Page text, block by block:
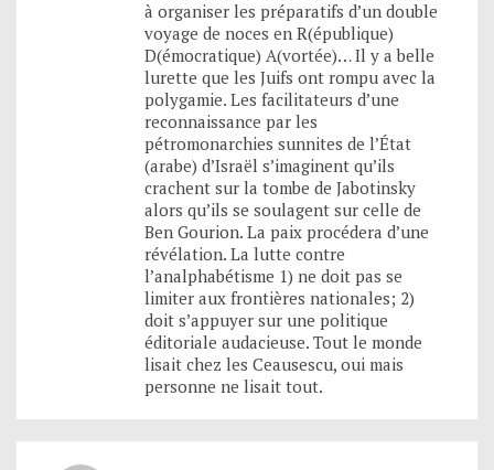
à organiser les préparatifs d’un double
voyage de noces en R(épublique)
D(émocratique) A(vortée)… Il y a belle
lurette que les Juifs ont rompu avec la
polygamie. Les facilitateurs d’une
reconnaissance par les
pétromonarchies sunnites de l’État
(arabe) d’Israël s’imaginent qu’ils
crachent sur la tombe de Jabotinsky
alors qu’ils se soulagent sur celle de
Ben Gourion. La paix procédera d’une
révélation. La lutte contre
l’analphabétisme 1) ne doit pas se
limiter aux frontières nationales; 2)
doit s’appuyer sur une politique
éditoriale audacieuse. Tout le monde
lisait chez les Ceausescu, oui mais
personne ne lisait tout.